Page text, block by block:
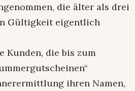
die älter als drei
Gültigkeit eigentlich
Kunden, die bis zum
ihren Namen,